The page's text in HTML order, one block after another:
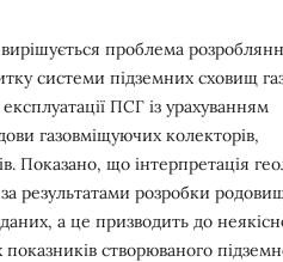
проблема
системи підземних сховищ
ПСГ із урахуванням
газовміщуючих колекторів,
Показано, що інтерпретація
результатами розробки
а це призводить до
створюваного